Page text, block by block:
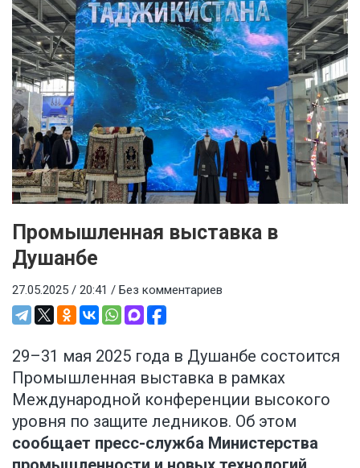
Промышленная выставка в
Душанбе
27.05.2025 / 20:41 / Без комментариев
29–31 мая 2025 года в Душанбе состоится
Промышленная выставка в рамках
Международной конференции высокого
уровня по защите ледников. Об этом
сообщает пресс-служба Министерства